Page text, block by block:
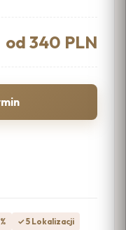
od 340 PLN
✓ 5 Lokalizacji